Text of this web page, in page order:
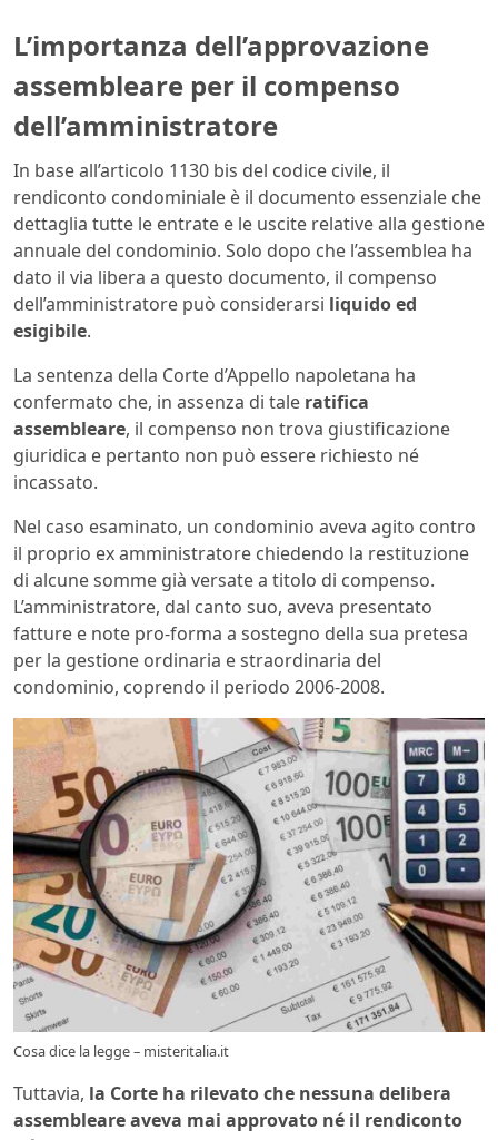
L’importanza dell’approvazione
assembleare per il compenso
dell’amministratore
In base all’articolo 1130 bis del codice civile, il
rendiconto condominiale è il documento essenziale che
dettaglia tutte le entrate e le uscite relative alla gestione
annuale del condominio. Solo dopo che l’assemblea ha
dato il via libera a questo documento, il compenso
dell’amministratore può considerarsi liquido ed
esigibile.
La sentenza della Corte d’Appello napoletana ha
confermato che, in assenza di tale ratifica
assembleare, il compenso non trova giustificazione
giuridica e pertanto non può essere richiesto né
incassato.
Nel caso esaminato, un condominio aveva agito contro
il proprio ex amministratore chiedendo la restituzione
di alcune somme già versate a titolo di compenso.
L’amministratore, dal canto suo, aveva presentato
fatture e note pro-forma a sostegno della sua pretesa
per la gestione ordinaria e straordinaria del
condominio, coprendo il periodo 2006-2008.
Cosa dice la legge – misteritalia.it
Tuttavia, la Corte ha rilevato che nessuna delibera
assembleare aveva mai approvato né il rendiconto